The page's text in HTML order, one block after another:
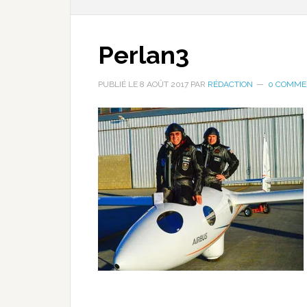
Perlan3
PUBLIÉ LE 8 AOÛT 2017 PAR RÉDACTION 0